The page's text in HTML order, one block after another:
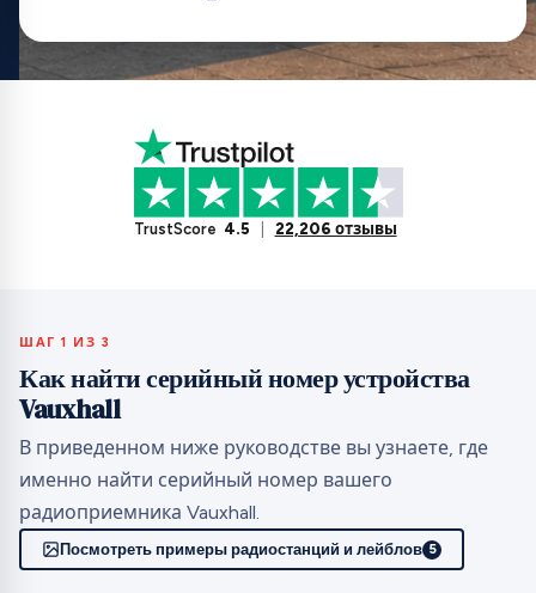
TrustScore 4.5 22,206 отзывы
ШАГ 1 ИЗ 3
Как найти серийный номер устройства
Vauxhall
В приведенном ниже руководстве вы узнаете, где
именно найти серийный номер вашего
радиоприемника Vauxhall.
Посмотреть примеры радиостанций и лейблов 5